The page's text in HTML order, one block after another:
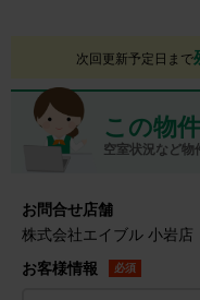
次回更新予定日まで
この物
空室状況など物
お問合せ店舗
株式会社エイブル 小岩店
お客様情報
必須